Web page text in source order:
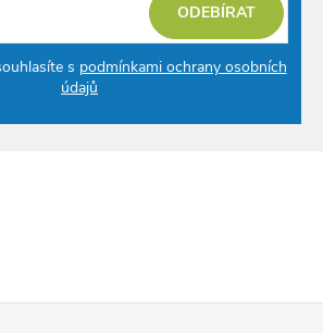
s podmínkami ochrany osobních
údajů
ODEBÍRAT